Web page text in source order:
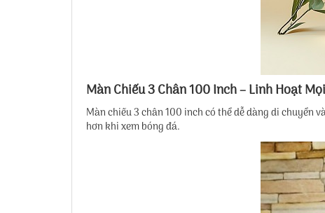
Màn Chiếu 3 Chân 100 Inch – Linh Hoạt
Màn chiếu 3 chân 100 inch có thể dễ dàng di chuyển
hơn khi xem bóng đá.